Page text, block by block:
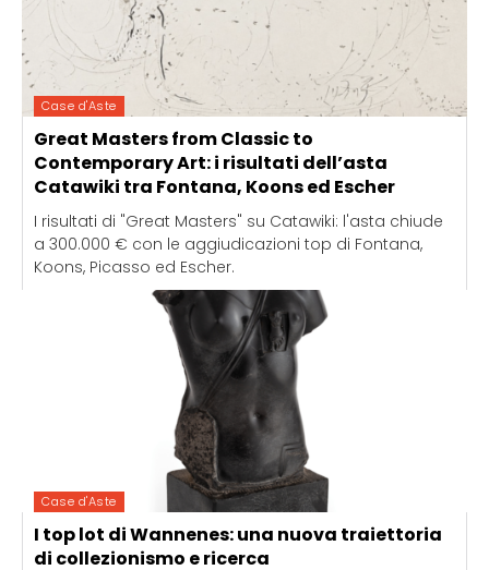
Case d'Aste
Great Masters from Classic to
Contemporary Art: i risultati dell’asta
Catawiki tra Fontana, Koons ed Escher
I risultati di "Great Masters" su Catawiki: l'asta chiude
a 300.000 € con le aggiudicazioni top di Fontana,
Koons, Picasso ed Escher.
Case d'Aste
I top lot di Wannenes: una nuova traiettoria
di collezionismo e ricerca